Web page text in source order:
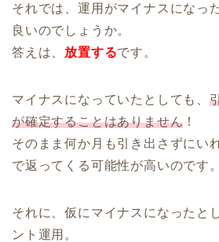
それでは、運用がマイナスになっ
良いのでしょうか。
答えは、 放置するです。
マイナスになっていたとしても、
が確定することはありません ！
そのまま何か月も引き出さずにい
で返ってくる可能性が高いのです。
それに、仮にマイナスになったと
ント運用。